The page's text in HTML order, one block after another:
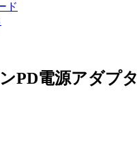
ド
PD電源アダプタ